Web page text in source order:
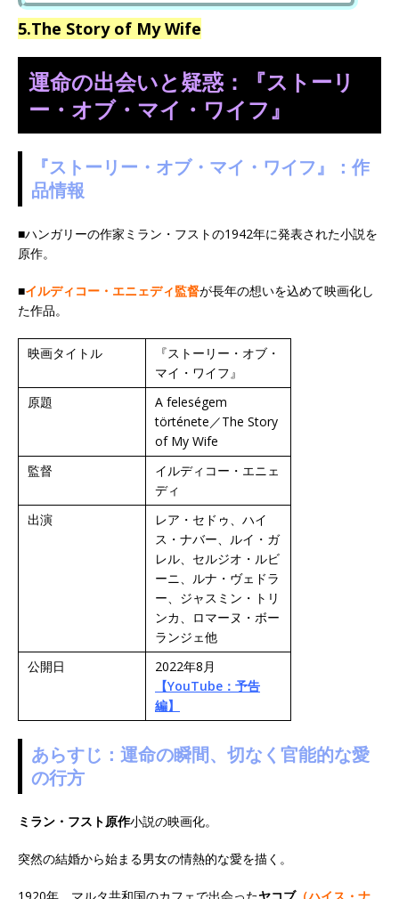
5.The Story of My Wife
運命の出会いと疑惑：『ストーリ
ー・オブ・マイ・ワイフ』
『ストーリー・オブ・マイ・ワイフ』：作
品情報
■ハンガリーの作家ミラン・フストの1942年に発表された小説を
原作。
■イルディコー・エニェディ監督が長年の想いを込めて映画化し
た作品。
映画タイトル
『ストーリー・オブ・
マイ・ワイフ』
原題
A feleségem
története／The Story
of My Wife
監督
イルディコー・エニェ
ディ
出演
レア・セドゥ、ハイ
ス・ナバー、ルイ・ガ
レル、セルジオ・ルビ
ーニ、ルナ・ヴェドラ
ー、ジャスミン・トリ
ンカ、ロマーヌ・ボー
ランジェ他
公開日
2022年8月
【YouTube：予告
編】
あらすじ：運命の瞬間、切なく官能的な愛
の行方
ミラン・フスト原作小説の映画化。
突然の結婚から始まる男女の情熱的な愛を描く。